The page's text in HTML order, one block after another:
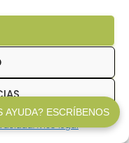
Aviso legal
AYUDA? ESCRÍBENOS
WP V2.1